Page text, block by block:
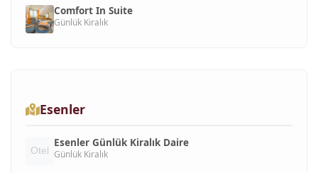
Comfort In Suite
Günlük Kiralık
Esenler
Esenler Günlük Kiralık Daire
Günlük Kiralık